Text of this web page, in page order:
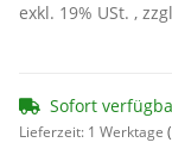
exkl. 19% USt. ,
Sofort
Lieferzeit: 1 Werktage